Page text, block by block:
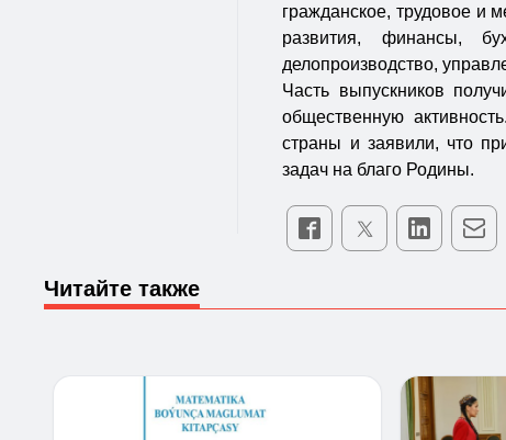
гражданское, трудовое и
развития, финансы,
делопроизводство,
Часть выпускников
общественную
страны и заявили, что
задач на благо Родины.
Читайте также